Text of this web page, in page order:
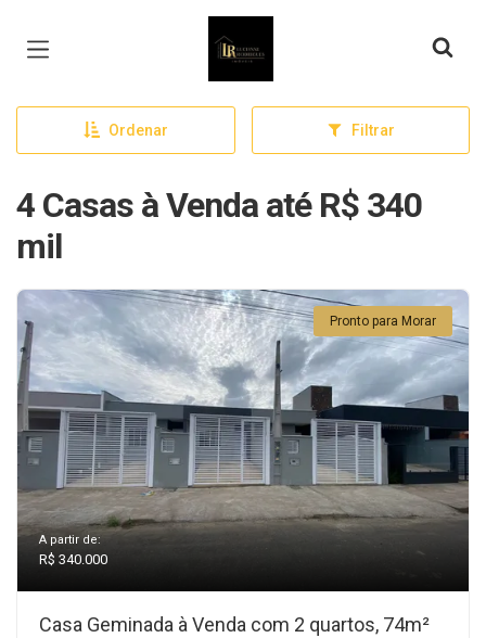
Página inicial
Ordenar Filtrar
4 Casas à Venda até R$ 340
mil
Pronto para Morar
A partir de:
R$ 340.000
Casa Geminada à Venda com 2 quartos, 74m²